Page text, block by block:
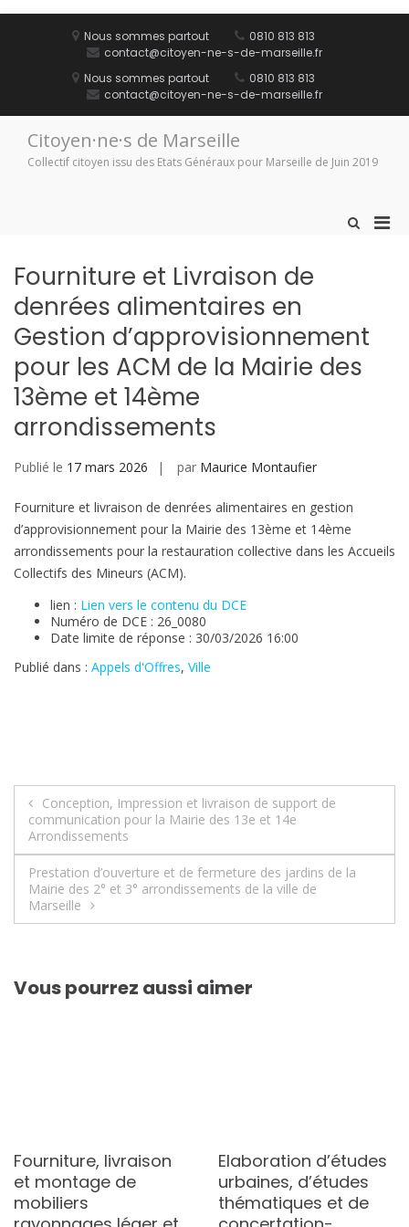
Nous sommes partout
0810 813 813
contact@citoyen-ne-s-de-marseille.fr
Nous sommes partout
0810 813 813
contact@citoyen-ne-s-de-marseille.fr
Citoyen·ne·s de Marseille
Collectif citoyen issu des Etats Généraux pour Marseille de Juin 2019
Afficher
Fourniture et Livraison de
denrées alimentaires en
Gestion d’approvisionnement
pour les ACM de la Mairie des
13ème et 14ème
arrondissements
Publié le 17 mars 2026 par Maurice Montaufier
Fourniture et livraison de denrées alimentaires en gestion
d’approvisionnement pour la Mairie des 13ème et 14ème
arrondissements pour la restauration collective dans les Accueils
Collectifs des Mineurs (ACM).
lien : Lien vers le contenu du DCE
Numéro de DCE : 26_0080
Date limite de réponse : 30/03/2026 16:00
Publié dans : Appels d'Offres, Ville
Navigation
de
l’article
Conception, Impression et livraison de support de
communication pour la Mairie des 13e et 14e
Arrondissements
Prestation d’ouverture et de fermeture des jardins de la
Mairie des 2° et 3° arrondissements de la ville de
Marseille
Vous pourrez aussi aimer
Fourniture, livraison
et montage de
mobiliers
Elaboration d’études
urbaines, d’études
thématiques et de